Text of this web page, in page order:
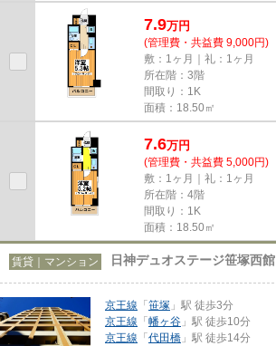
7.9万円
(管理費・共益費 9,000円)
敷：1ヶ月｜礼：1ヶ月
所在階：3階
間取り：1K
面積：18.50㎡
7.6万円
(管理費・共益費 5,000円)
敷：1ヶ月｜礼：1ヶ月
所在階：4階
間取り：1K
面積：18.50㎡
賃貸｜マンション 日神デュオステージ笹塚西館
京王線 「笹塚 」駅 徒歩3分
京王線 「幡ヶ谷 」駅 徒歩10分
京王線 「代田橋 」駅 徒歩14分